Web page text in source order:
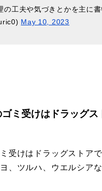
工夫や気づきとかを主に書
May 10, 2023
ミ受けはドラッグス
受けはドラッグストア
、ツルハ、ウエルシア